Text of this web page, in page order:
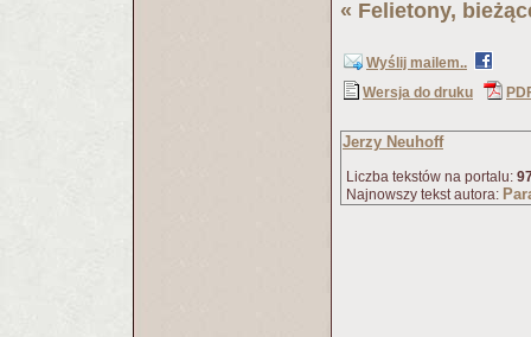
« Felietony,
Wyślij mailem..
Wersja do druku
Jerzy Neuhoff
Liczba tekstów na portalu:
Najnowszy tekst autora: